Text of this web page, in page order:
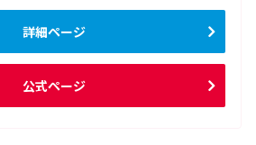
詳細ページ
公式ページ